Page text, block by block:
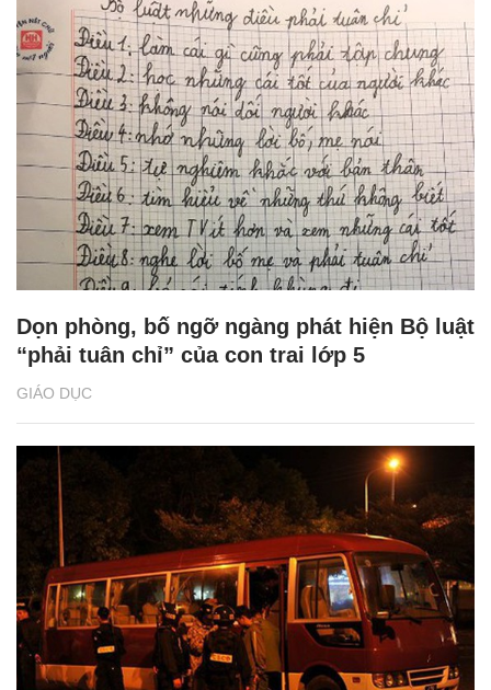
GIÁO DỤC
Dọn phòng, bố ngỡ ngàng phát hiện Bộ luật
“phải tuân chỉ” của con trai lớp 5